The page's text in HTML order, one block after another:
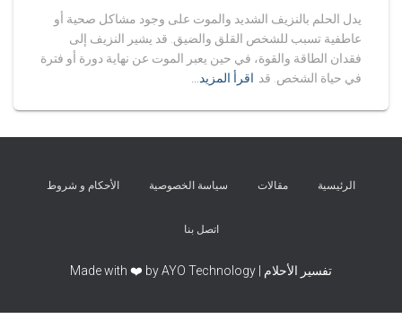
يدل الحلم بالنزيف الشديد والموت على وجود مشاكل صحية أو
عاطفية تسبب للشخص القلق والضيق. قد يشير النزيف إلى
فقدان الطاقة والقوة، في حين يعبر الموت عن نهاية دورة أو فترة
في حياة الشخص. قد اقرأ المزيد…
الرئيسية مقالات سياسة الخصوصية الأحكام و شروط
اتصل بنا
تفسير الأحلام | Made with ❤️ by AYO Technology